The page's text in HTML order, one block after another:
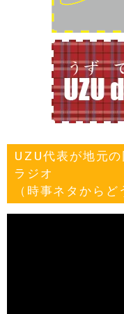
UZU代表が地元
ラジオ
（時事ネタから